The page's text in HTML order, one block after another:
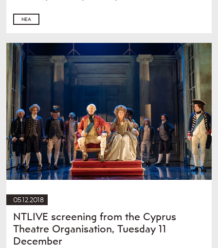
ΝΈΑ
05.12.2018
NTLIVE screening from the Cyprus
Theatre Organisation, Tuesday 11
December